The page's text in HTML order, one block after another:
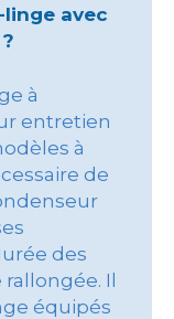
avec
à
entretien
à
de
des
Il
équipés